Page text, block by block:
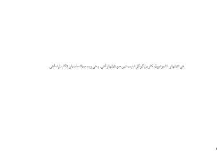
هي اشتهار پاڻمرادو ڏيکاريل گوگل ايڊسينس جو اشتهار آهي، ۽ هي ويب سائيٽ سان لاڳاپيل نه آهي.